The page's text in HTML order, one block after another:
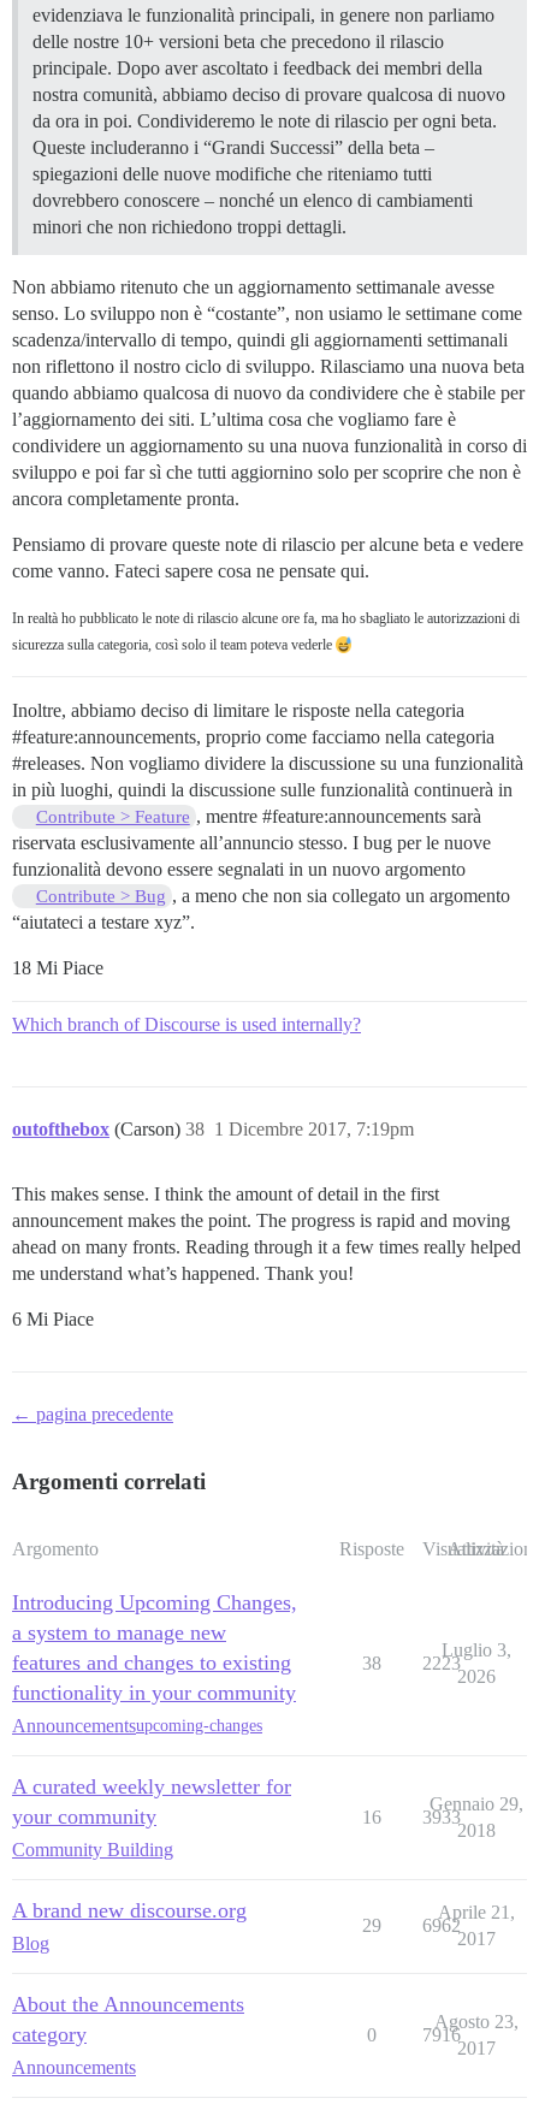
evidenziava le funzionalità principali, in genere non parliamo
delle nostre 10+ versioni beta che precedono il rilascio
principale. Dopo aver ascoltato i feedback dei membri della
nostra comunità, abbiamo deciso di provare qualcosa di nuovo
da ora in poi. Condivideremo le note di rilascio per ogni beta.
Queste includeranno i “Grandi Successi” della beta –
spiegazioni delle nuove modifiche che riteniamo tutti
dovrebbero conoscere – nonché un elenco di cambiamenti
minori che non richiedono troppi dettagli.
Non abbiamo ritenuto che un aggiornamento settimanale avesse
senso. Lo sviluppo non è “costante”, non usiamo le settimane come
scadenza/intervallo di tempo, quindi gli aggiornamenti settimanali
non riflettono il nostro ciclo di sviluppo. Rilasciamo una nuova beta
quando abbiamo qualcosa di nuovo da condividere che è stabile per
l’aggiornamento dei siti. L’ultima cosa che vogliamo fare è
condividere un aggiornamento su una nuova funzionalità in corso di
sviluppo e poi far sì che tutti aggiornino solo per scoprire che non è
ancora completamente pronta.
Pensiamo di provare queste note di rilascio per alcune beta e vedere
come vanno. Fateci sapere cosa ne pensate qui.
In realtà ho pubblicato le note di rilascio alcune ore fa, ma ho sbagliato le autorizzazioni di
sicurezza sulla categoria, così solo il team poteva vederle
Inoltre, abbiamo deciso di limitare le risposte nella categoria
#feature:announcements, proprio come facciamo nella categoria
#releases. Non vogliamo dividere la discussione su una funzionalità
in più luoghi, quindi la discussione sulle funzionalità continuerà in
Contribute > Feature , mentre #feature:announcementssarà
riservata esclusivamente all’annuncio stesso. I bug per le nuove
funzionalità devono essere segnalati in un nuovo argomento
Contribute > Bug , a meno che non sia collegato un argomento
“aiutateci a testare xyz”.
18 Mi Piace
Which branch of Discourse is used internally?
outofthebox (Carson) 1 Dicembre 2017, 7:19pm
38
This makes sense. I think the amount of detail in the first
announcement makes the point. The progress is rapid and moving
ahead on many fronts. Reading through it a few times really helped
me understand what’s happened. Thank you!
6 Mi Piace
← pagina precedente
Argomenti correlati
Argomento Risposte Visualizzazioni
Attività
Introducing Upcoming Changes,
a system to manage new
features and changes to existing
functionality in your community
Announcementsupcoming-changes
38 2223
Luglio 3,
2026
A curated weekly newsletter for
your community
Community Building
16 3933
Gennaio 29,
2018
A brand new discourse.org
Blog
29 6962
Aprile 21,
2017
About the Announcements
category
Announcements
0 7916
Agosto 23,
2017